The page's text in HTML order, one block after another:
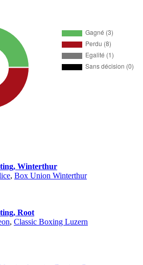
Winterthur
, Box Union Winterthur
Root
, Classic Boxing Luzern